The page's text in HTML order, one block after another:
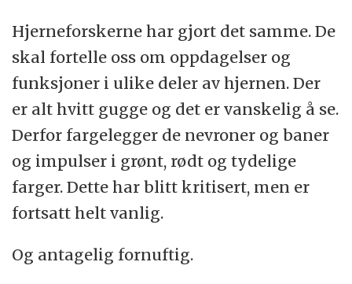
Hjerneforskerne har gjort det samme. De
skal fortelle oss om oppdagelser og
funksjoner i ulike deler av hjernen. Der
er alt hvitt gugge og det er vanskelig å se.
Derfor fargelegger de nevroner og baner
og impulser i grønt, rødt og tydelige
farger. Dette har blitt kritisert, men er
fortsatt helt vanlig.
Og antagelig fornuftig.